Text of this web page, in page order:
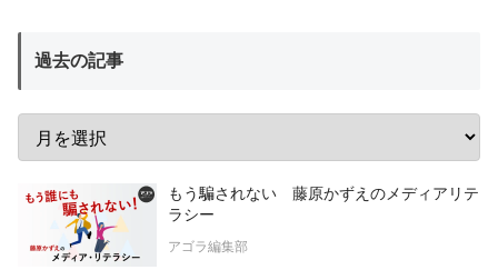
過去の記事
もう騙されない 藤原かずえのメディアリテ
ラシー
アゴラ編集部